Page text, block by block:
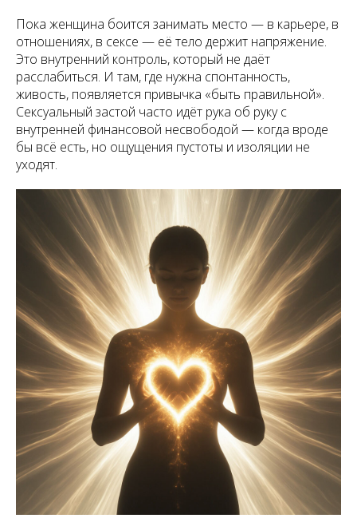
Пока женщина боится занимать место — в карьере, в
отношениях, в сексе — её тело держит напряжение.
Это внутренний контроль, который не даёт
расслабиться. И там, где нужна спонтанность,
живость, появляется привычка «быть правильной».
Сексуальный застой часто идёт рука об руку с
внутренней финансовой несвободой — когда вроде
бы всё есть, но ощущения пустоты и изоляции не
уходят.